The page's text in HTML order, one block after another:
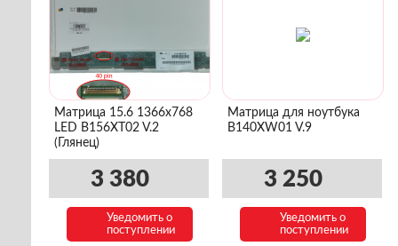
Матрица 15.6 1366x768
LED B156XT02 V.2
(Глянец)
3 380
Уведомить о
поступлении
Матрица для ноутбука
B140XW01 V.9
3 250
Уведомить о
поступлении